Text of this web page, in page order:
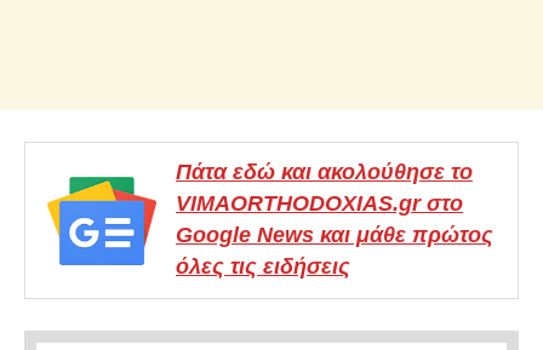
Πάτα εδώ και ακολούθησε το
VIMAORTHODOXIAS.gr στο
Google News και μάθε πρώτος
όλες τις ειδήσεις